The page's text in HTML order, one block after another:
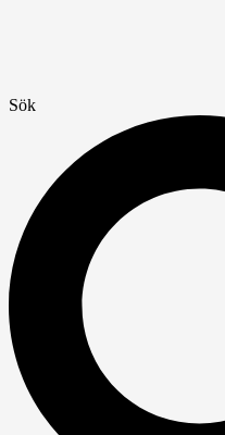
Sök